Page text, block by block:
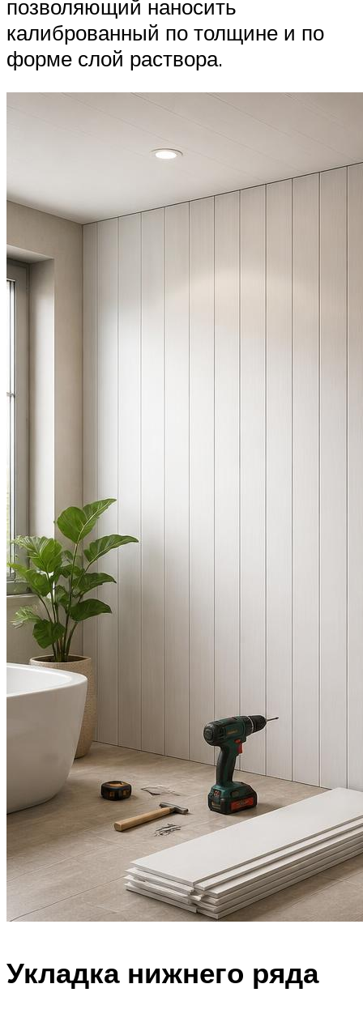
позволяющий наносить
калиброванный по толщине и по
форме слой раствора.
Укладка нижнего ряда